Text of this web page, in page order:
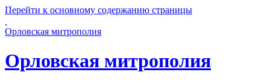
Перейти к основному содержанию страницы
Орловская митрополия
Орловская митрополия